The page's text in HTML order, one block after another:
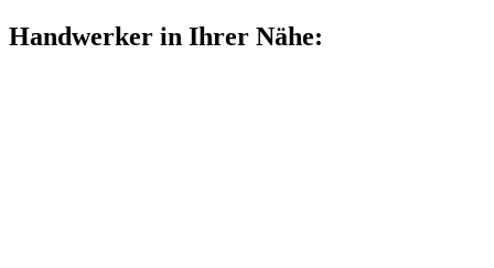
Handwerker in Ihrer Nähe: